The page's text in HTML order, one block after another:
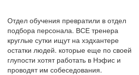
Отдел обучения превратили в отдел
подбора персонала. ВСЕ тренера
круглые сутки ищут на хэдхантере
остатки людей. которые еще по своей
глупости хотят работать в Нэфис и
проводят им собеседования.